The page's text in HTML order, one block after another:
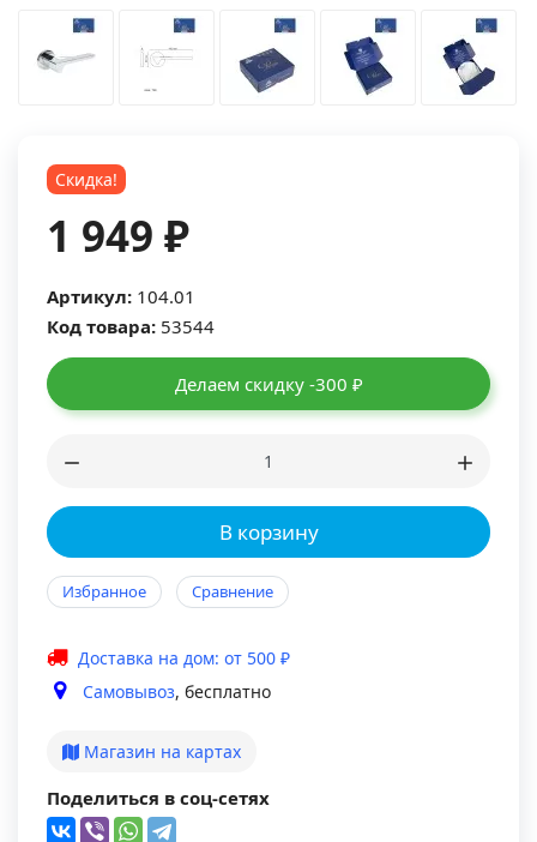
Скидка!
1 949 ₽
Артикул: 104.01
Код товара: 53544
Делаем скидку -300 ₽
В корзину
Избранное Сравнение
Доставка на дом: от 500 ₽
Самовывоз, бесплатно
Магазин на картах
Поделиться в соц-сетях